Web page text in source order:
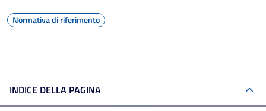
Normativa di riferimento
INDICE DELLA PAGINA